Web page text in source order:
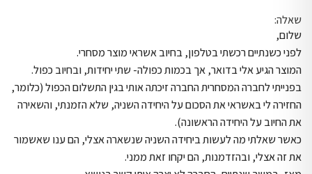
שאלה:
שלום,
לפני כשנתיים רכשתי בטלפון, בחיוב אשראי מוצר מסחרי.
המוצר הגיע אלי בדואר, אך בכמות כפולה- שתי יחידות, ובחיוב כפול.
בפנייתי לחברה המסחרית החברה זיכתה אותי בגין התשלום הכפול (כלומר,
החזירה לי באשראי את הסכום על היחידה השניה, שלא הזמנתי, והשאירה
את החיוב על היחידה הראשונה).
כאשר שאלתי מה לעשות ביחידה השניה שנשארה אצלי, הם ענו שאשמור
את זה אצלי, ובהזדמנות, הם יקחו זאת ממני.